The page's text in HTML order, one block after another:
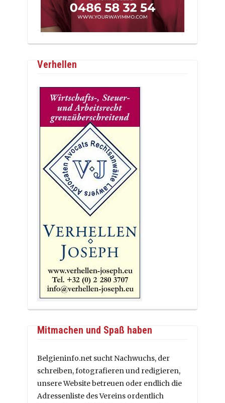
Verhellen
Mitmachen und Spaß haben
Belgieninfo.net sucht Nachwuchs, der
schreiben, fotografieren und redigieren,
unsere Website betreuen oder endlich die
Adressenliste des Vereins ordentlich